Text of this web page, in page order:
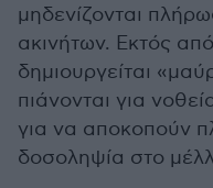
μηδενίζονται
ακινήτων. Εκτός
δημιουργείται
πιάνονται για
για να αποκοπούν
δοσοληψία στο